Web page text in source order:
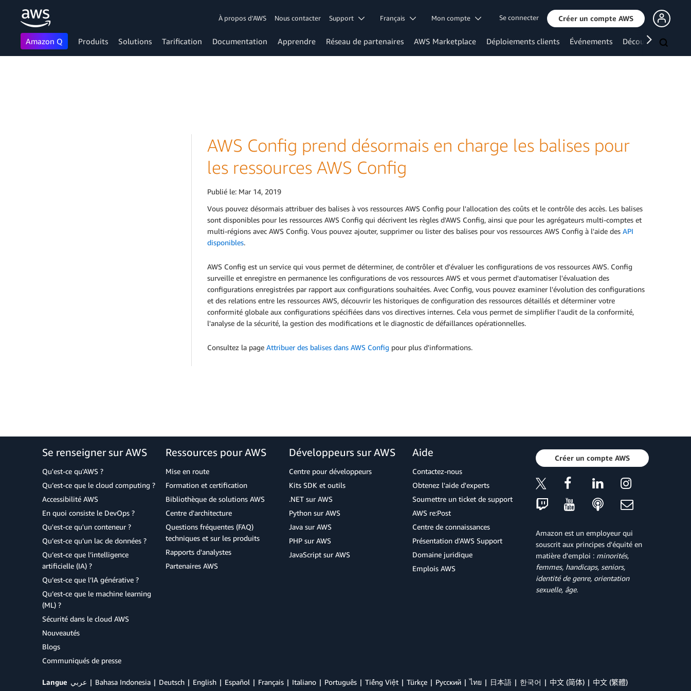
À propos d'AWS Nous contacter Support Français Mon compte Se connecter Créer un compte AWS
Amazon Q Produits Solutions Tarification Documentation Apprendre Réseau de partenaires AWS Marketplace Déploiements clients Événements Découvrir
AWS Config prend désormais en charge les balises pour
les ressources AWS Config
Publié le: Mar 14, 2019
Vous pouvez désormais attribuer des balises à vos ressources AWS Config pour l'allocation des coûts et le contrôle des accès. Les balises
sont disponibles pour les ressources AWS Config qui décrivent les règles d'AWS Config, ainsi que pour les agrégateurs multi-comptes et
multi-régions avec AWS Config. Vous pouvez ajouter, supprimer ou lister des balises pour vos ressources AWS Config à l'aide des API
disponibles.
AWS Config est un service qui vous permet de déterminer, de contrôler et d'évaluer les configurations de vos ressources AWS. Config
surveille et enregistre en permanence les configurations de vos ressources AWS et vous permet d'automatiser l'évaluation des
configurations enregistrées par rapport aux configurations souhaitées. Avec Config, vous pouvez examiner l'évolution des configurations
et des relations entre les ressources AWS, découvrir les historiques de configuration des ressources détaillés et déterminer votre
conformité globale aux configurations spécifiées dans vos directives internes. Cela vous permet de simplifier l'audit de la conformité,
l'analyse de la sécurité, la gestion des modifications et le diagnostic de défaillances opérationnelles.
Consultez la page Attribuer des balises dans AWS Config pour plus d'informations.
Se renseigner sur AWS
Qu'est-ce qu'AWS ?
Qu’est-ce que le cloud computing ?
Accessibilité AWS
En quoi consiste le DevOps ?
Qu'est-ce qu'un conteneur ?
Qu’est-ce qu’un lac de données ?
Qu’est-ce que l’intelligence
artificielle (IA) ?
Qu’est-ce que l’IA générative ?
Qu’est-ce que le machine learning
(ML) ?
Sécurité dans le cloud AWS
Nouveautés
Blogs
Communiqués de presse
Ressources pour AWS
Mise en route
Formation et certification
Bibliothèque de solutions AWS
Centre d'architecture
Questions fréquentes (FAQ)
techniques et sur les produits
Rapports d'analystes
Partenaires AWS
Développeurs sur AWS
Centre pour développeurs
Kits SDK et outils
.NET sur AWS
Python sur AWS
Java sur AWS
PHP sur AWS
JavaScript sur AWS
Aide
Contactez-nous
Obtenez l'aide d'experts
Soumettre un ticket de support
AWS re:Post
Centre de connaissances
Présentation d'AWS Support
Domaine juridique
Emplois AWS
Créer un compte AWS
Amazon est un employeur qui
souscrit aux principes d'équité en
matière d'emploi : minorités,
femmes, handicaps, seniors,
identité de genre, orientation
sexuelle, âge.
Langue عربي Bahasa Indonesia Deutsch English Español Français Italiano Português Tiếng Việt Türkçe Ρусский ไทย 日本語 한국어 中文 (简体) 中文 (繁體)